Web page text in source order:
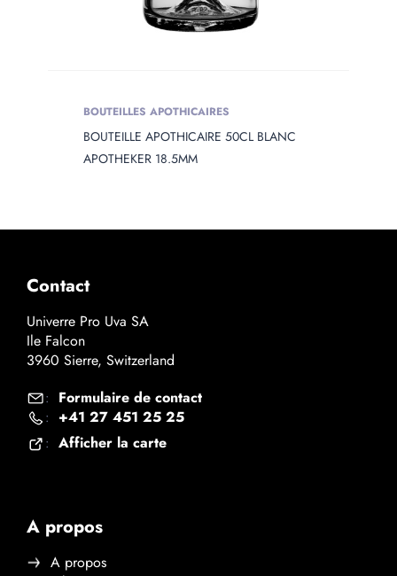
BOUTEILLES APOTHICAIRES
BOUTEILLE APOTHICAIRE 50CL BLANC
APOTHEKER 18.5MM
Contact
Univerre Pro Uva SA
Ile Falcon
3960 Sierre, Switzerland
: Formulaire de contact
: +41 27 451 25 25
: Afficher la carte
A propos
A propos